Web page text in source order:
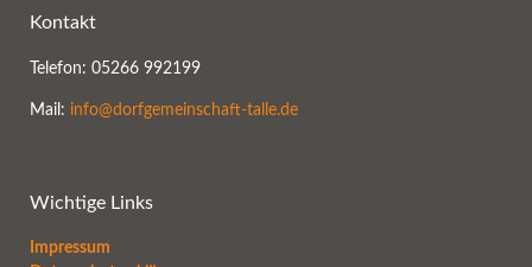
Kontakt
Telefon: 05266 992199
Mail: info@dorfgemeinschaft-talle.de
Wichtige Links
Impressum